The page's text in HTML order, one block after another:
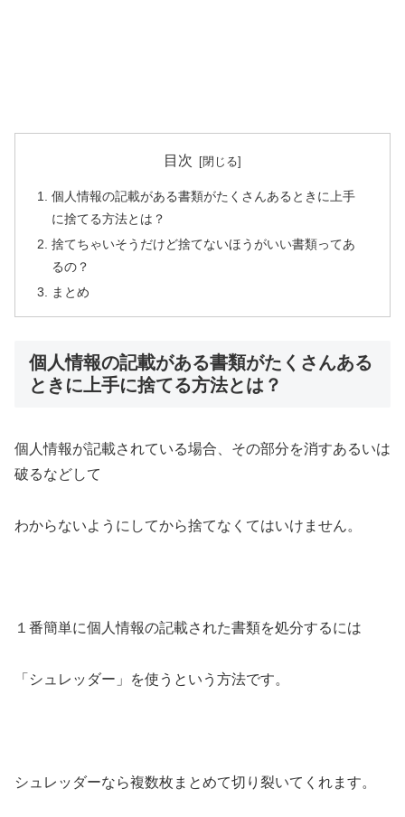
目次
個人情報の記載がある書類がたくさんあるときに上手
に捨てる方法とは？
捨てちゃいそうだけど捨てないほうがいい書類ってあ
るの？
まとめ
個人情報の記載がある書類がたくさんある
ときに上手に捨てる方法とは？
個人情報が記載されている場合、その部分を消すあるいは
破るなどして
わからないようにしてから捨てなくてはいけません。
１番簡単に個人情報の記載された書類を処分するには
「シュレッダー」を使うという方法です。
シュレッダーなら複数枚まとめて切り裂いてくれます。